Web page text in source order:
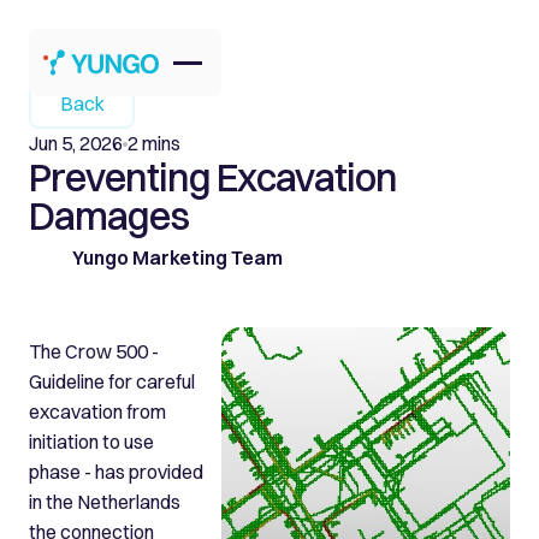
Back
Jun 5, 2026 2 mins
Preventing Excavation
Damages
Yungo Marketing Team
The Crow 500 -
Guideline for careful
excavation from
initiation to use
phase - has provided
in the Netherlands
the connection